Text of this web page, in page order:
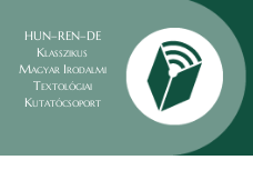
HUN–REN–DE
Klasszikus
Magyar Irodalmi
Textológiai
Kutatócsoport